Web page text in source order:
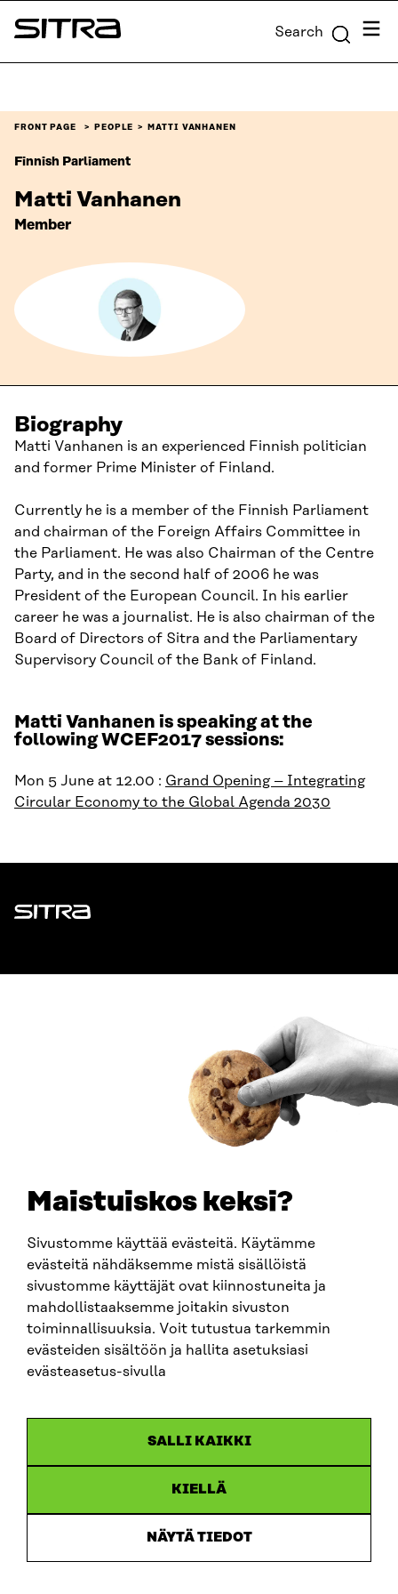
Maistuiskos keksi?
Sivustomme käyttää evästeitä. Käytämme
evästeitä nähdäksemme mistä sisällöistä
sivustomme käyttäjät ovat kiinnostuneita ja
mahdollistaaksemme joitakin sivuston
toiminnallisuuksia. Voit tutustua tarkemmin
evästeiden sisältöön ja hallita asetuksiasi
evästeasetus-sivulla
SALLI KAIKKI
KIELLÄ
NÄYTÄ TIEDOT
Skip to
content
Sitra Search Menu
FRONT PAGE PEOPLE MATTI VANHANEN
Finnish Parliament
Matti Vanhanen
Member
Biography
Matti Vanhanen is an experienced Finnish politician
and former Prime Minister of Finland.
Currently he is a member of the Finnish Parliament
and chairman of the Foreign Affairs Committee in
the Parliament. He was also Chairman of the Centre
Party, and in the second half of 2006 he was
President of the European Council. In his earlier
career he was a journalist. He is also chairman of the
Board of Directors of Sitra and the Parliamentary
Supervisory Council of the Bank of Finland.
Matti Vanhanen is speaking at the
following WCEF2017 sessions:
Mon 5 June at 12.00 : Grand Opening – Integrating
Circular Economy to the Global Agenda 2030
Sitra
firstname.lastname@sitra.fi
SITRA ON SOCIAL MEDIA
LinkedIn
Instagram
Accessibility statement